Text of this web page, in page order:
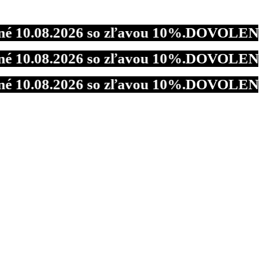
so zľavou 10%.DOVOLENKA -
so zľavou 10%.DOVOLENKA -
so zľavou 10%.DOVOLENKA -